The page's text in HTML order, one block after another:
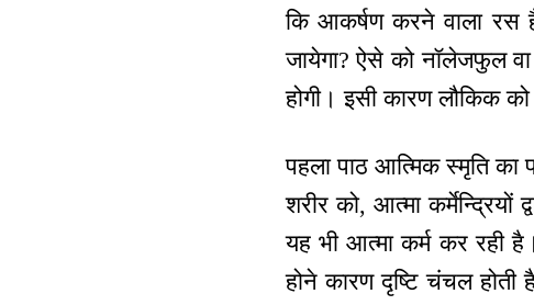
कि आकर्षण करने वाला रस
जायेगा? ऐसे को नॉलेजफुल
होगी। इसी कारण लौकिक
पहला पाठ आत्मिक स्मृति का
शरीर को, आत्मा
यह भी आत्मा कर्म कर रही
होने कारण दृष्टि चंचल